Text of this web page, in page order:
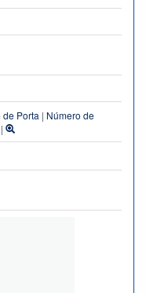
de Porta | Número de
|